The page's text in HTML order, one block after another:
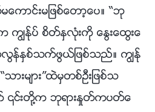
ာင္းမျဖစ္ေတာ့ေပ။ “ဘု
ြၽန္ုပ္ စိတ္ႏွလုံးကို ေႏြးေထြးေ
ႏွစ္သက္ဖြယ္ျဖစ္သည္။ ကြၽန္ု
ားမ်ား”ထဲမွတစ္ဦးျဖစ္သ
၎တို႔က ဘုရားႏႈတ္ကပတ္ေ